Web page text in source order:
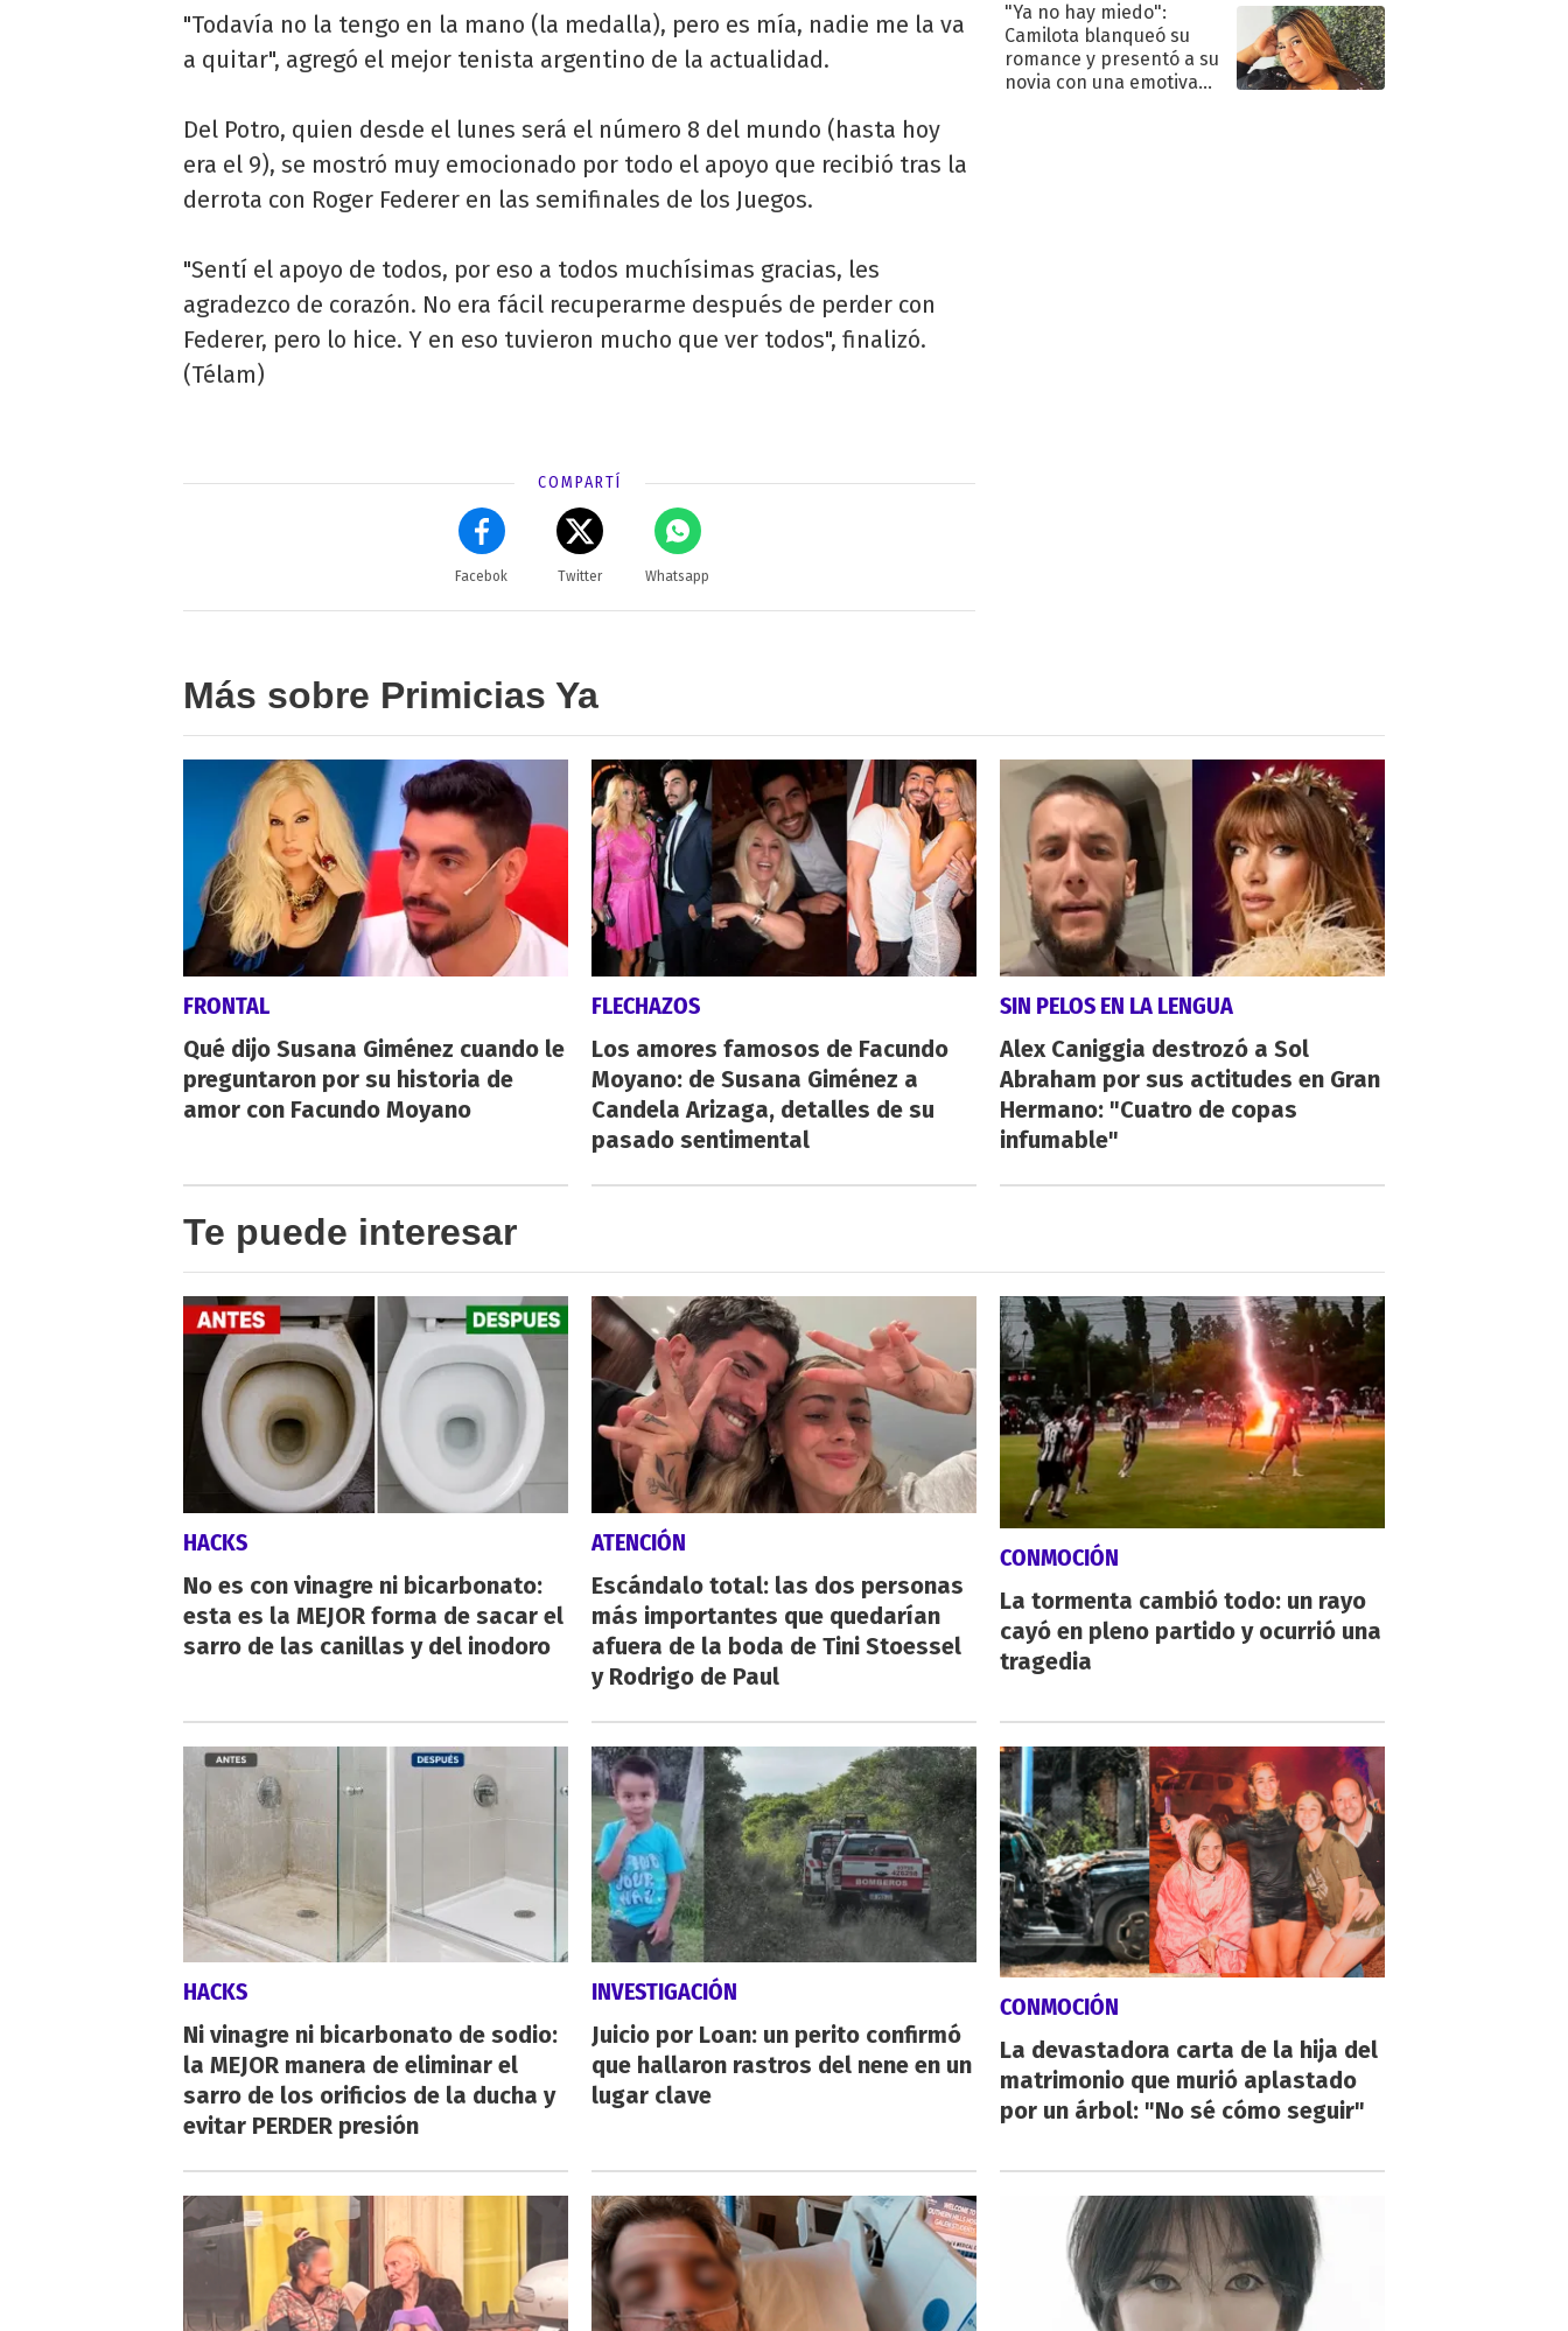
"Todavía no la tengo en la mano (la medalla), pero es mía, nadie me la va
a quitar", agregó el mejor tenista argentino de la actualidad.
Del Potro, quien desde el lunes será el número 8 del mundo (hasta hoy
era el 9), se mostró muy emocionado por todo el apoyo que recibió tras la
derrota con Roger Federer en las semifinales de los Juegos.
"Sentí el apoyo de todos, por eso a todos muchísimas gracias, les
agradezco de corazón. No era fácil recuperarme después de perder con
Federer, pero lo hice. Y en eso tuvieron mucho que ver todos", finalizó.
(Télam)
COMPARTÍ
Facebok Twitter Whatsapp
"Ya no hay miedo":
Camilota blanqueó su
romance y presentó a su
novia con una emotiva
Más sobre Primicias Ya
FRONTAL
Qué dijo Susana Giménez cuando le
preguntaron por su historia de
amor con Facundo Moyano
FLECHAZOS
Los amores famosos de Facundo
Moyano: de Susana Giménez a
Candela Arizaga, detalles de su
pasado sentimental
SIN PELOS EN LA LENGUA
Alex Caniggia destrozó a Sol
Abraham por sus actitudes en Gran
Hermano: "Cuatro de copas
infumable"
Te puede interesar
HACKS
No es con vinagre ni bicarbonato:
esta es la MEJOR forma de sacar el
sarro de las canillas y del inodoro
ATENCIÓN
Escándalo total: las dos personas
más importantes que quedarían
afuera de la boda de Tini Stoessel
y Rodrigo de Paul
CONMOCIÓN
La tormenta cambió todo: un rayo
cayó en pleno partido y ocurrió una
tragedia
HACKS
Ni vinagre ni bicarbonato de sodio:
la MEJOR manera de eliminar el
sarro de los orificios de la ducha y
evitar PERDER presión
INVESTIGACIÓN
Juicio por Loan: un perito confirmó
que hallaron rastros del nene en un
lugar clave
CONMOCIÓN
La devastadora carta de la hija del
matrimonio que murió aplastado
por un árbol: "No sé cómo seguir"